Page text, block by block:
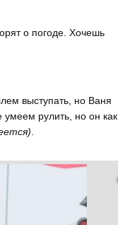
о погоде. Хочешь
выступать, но Ваня
рулить, но он как
.